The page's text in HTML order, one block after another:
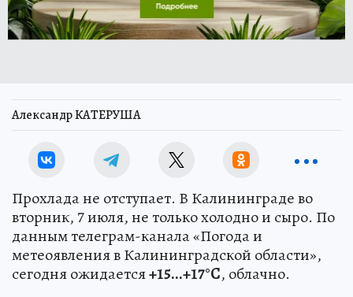
Александр КАТЕРУША
Прохлада не отступает. В Калининграде во
вторник, 7 июля, не только холодно и сыро. По
данным телеграм-канала «Погода и
метеоявления в Калининградской области»,
сегодня ожидается+15...+17°С, облачно.